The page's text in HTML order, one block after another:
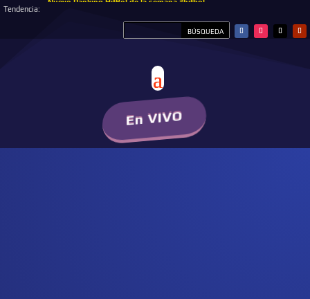
Tendencia:
Nuevo Ranking HitBol de la semana #hitbol
En VIVO